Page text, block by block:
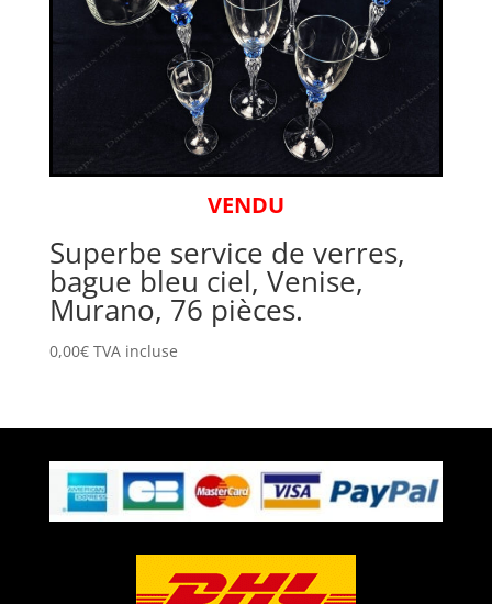
VENDU
Superbe service de verres,
bague bleu ciel, Venise,
Murano, 76 pièces.
0,00€ TVA incluse